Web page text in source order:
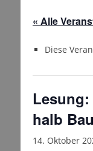
« Alle
Diese
halb
14. Oktober